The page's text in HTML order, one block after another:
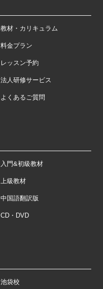
教材・カリキュラム
料金プラン
レッスン予約
法人研修サービス
よくあるご質問
入門&初級教材
上級教材
中国語翻訳版
CD・DVD
池袋校